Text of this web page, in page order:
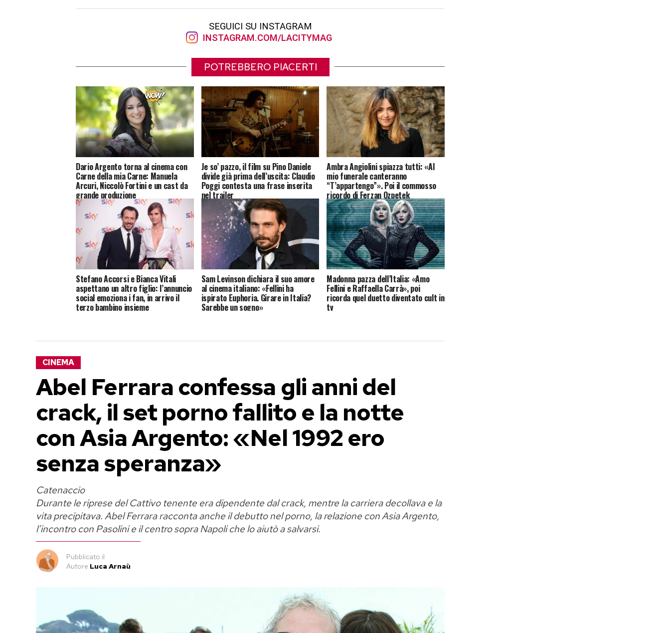
SEGUICI SU INSTAGRAM
INSTAGRAM.COM/LACITYMAG
POTREBBERO PIACERTI
Dario Argento torna al cinema con
Carne della mia Carne: Manuela
Arcuri, Niccolò Fortini e un cast da
grande produzione
Je so’ pazzo, il film su Pino Daniele
divide già prima dell’uscita: Claudio
Poggi contesta una frase inserita
nel trailer
Ambra Angiolini spiazza tutti: «Al
mio funerale canteranno
“T’appartengo”». Poi il commosso
ricordo di Ferzan Ozpetek
Stefano Accorsi e Bianca Vitali
aspettano un altro figlio: l’annuncio
social emoziona i fan, in arrivo il
terzo bambino insieme
Sam Levinson dichiara il suo amore
al cinema italiano: «Fellini ha
ispirato Euphoria. Girare in Italia?
Sarebbe un sogno»
Madonna pazza dell’Italia: «Amo
Fellini e Raffaella Carrà», poi
ricorda quel duetto diventato cult in
tv
CINEMA
Abel Ferrara confessa gli anni del
crack, il set porno fallito e la notte
con Asia Argento: «Nel 1992 ero
senza speranza»
Catenaccio
Durante le riprese del Cattivo tenente era dipendente dal crack, mentre la carriera decollava e la
vita precipitava. Abel Ferrara racconta anche il debutto nel porno, la relazione con Asia Argento,
l’incontro con Pasolini e il centro sopra Napoli che lo aiutò a salvarsi.
Pubblicato il
Autore Luca Arnaù